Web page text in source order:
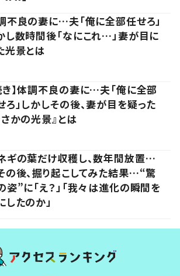
不良の妻に…夫「俺に全部任せろ」
し数時間後「なにこれ…」妻が目に
光景とは
き】体調不良の妻に…夫「俺に全部
ろ」しかしその後、妻が目を疑った
さかの光景』とは
ギの葉だけ収穫し、数年間放置…
後、掘り起こしてみた結果…“驚
姿”に「え？」「我々は進化の瞬間を
したのか」